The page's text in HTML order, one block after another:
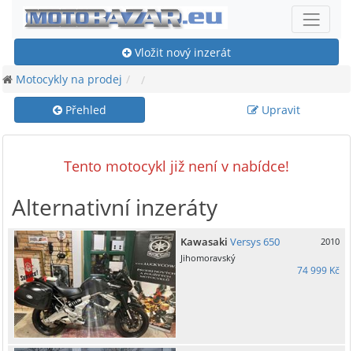
Vložit nový inzerát
Motocykly na prodej
Přehled Upravit
Tento motocykl již není v nabídce!
Alternativní inzeráty
Kawasaki Versys 650
2010
Jihomoravský
74 999 Kč